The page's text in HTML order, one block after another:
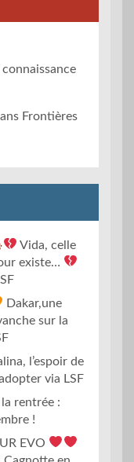
Frontières
Vida, celle
existe…
Dakar,une
sur la
l’espoir de
via LSF
rentrée :
!
EVO